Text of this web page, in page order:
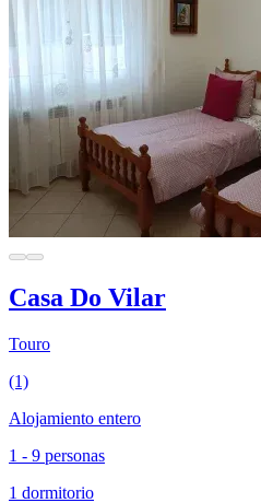
Casa Do Vilar
Touro
(1)
Alojamiento entero
1 - 9 personas
1 dormitorio